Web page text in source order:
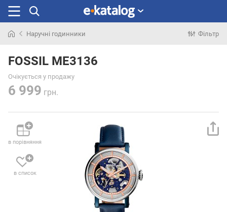
раніше
Наручні годинники Фільтр
FOSSIL ME3136
Очікується у продажу
6 999 грн.
в порівняння
в список